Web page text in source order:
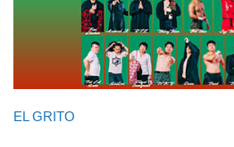
EL GRITO